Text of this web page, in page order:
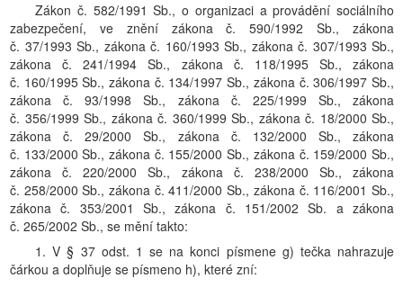
Zákon č. 582/1991 Sb., o organizaci a provádění sociálního
zabezpečení, ve znění zákona č. 590/1992 Sb., zákona
č. 37/1993 Sb., zákona č. 160/1993 Sb., zákona č. 307/1993 Sb.,
zákona č. 241/1994 Sb., zákona č. 118/1995 Sb., zákona
č. 160/1995 Sb., zákona č. 134/1997 Sb., zákona č. 306/1997 Sb.,
zákona č. 93/1998 Sb., zákona č. 225/1999 Sb., zákona
č. 356/1999 Sb., zákona č. 360/1999 Sb., zákona č. 18/2000 Sb.,
zákona č. 29/2000 Sb., zákona č. 132/2000 Sb., zákona
č. 133/2000 Sb., zákona č. 155/2000 Sb., zákona č. 159/2000 Sb.,
zákona č. 220/2000 Sb., zákona č. 238/2000 Sb., zákona
č. 258/2000 Sb., zákona č. 411/2000 Sb., zákona č. 116/2001 Sb.,
zákona č. 353/2001 Sb., zákona č. 151/2002 Sb. a zákona
č. 265/2002 Sb., se mění takto:
1. V § 37 odst. 1 se na konci písmene g) tečka nahrazuje
čárkou a doplňuje se písmeno h), které zní: